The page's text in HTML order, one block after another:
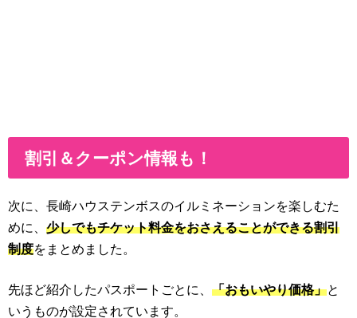
割引＆クーポン情報も！
次に、長崎ハウステンボスのイルミネーションを楽しむた
めに、 少しでもチケット料金をおさえることができる割引
制度をまとめました。
先ほど紹介したパスポートごとに、 「おもいやり価格」と
いうものが設定されています。